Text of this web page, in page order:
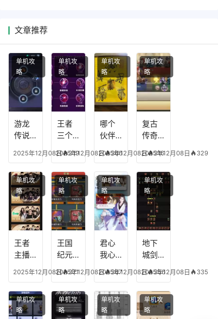
文章推荐
游龙
传说
能，
游龙
传说
多少
级能
挖矿
2025年12月08日 319
单机攻
略
王者
三个
加
点，
王者
技能
可以
放三
个是
什么
模式
2025年12月08日 366
单机攻
略
哪个
伙伴
心符
技
能，
失心
符命
中后
附加
五雷
2025年12月08日 316
单机攻
略
复古
传奇
平民
搭配
阵
容，
复古
传奇
英雄
版哪
个组
合平
2025年12月08日 329
单机攻
略
王者
主播
搭
配，
王者
2025年12月08日 371
单机攻
略
王国
纪元
搭
配，
王国
纪元
2025年12月08日 367
单机攻
略
君心
我心
宫攻
略，
君心
我心
2025年12月08日 356
单机攻
略
地下
城剑
能加
点
图，
地下
2025年12月08日 335
单机攻
略
单机攻
略
单机攻
略
单机攻
略
单机攻
略